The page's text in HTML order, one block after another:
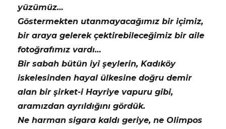
yüzümüz…
Göstermekten utanmayacağımız bir içimiz,
bir araya gelerek çektirebileceğimiz bir aile
fotoğrafımız vardı…
Bir sabah bütün iyi şeylerin, Kadıköy
iskelesinden hayal ülkesine doğru demir
alan bir şirket-i Hayriye vapuru gibi,
aramızdan ayrıldığını gördük.
Ne harman sigara kaldı geriye, ne Olimpos